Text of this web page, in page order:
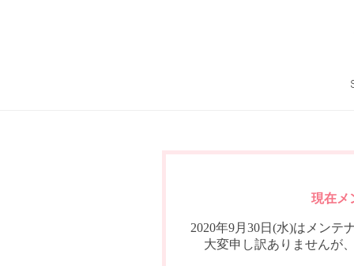
現在メ
2020年9月30日(水)はメンテ
大変申し訳ありませんが